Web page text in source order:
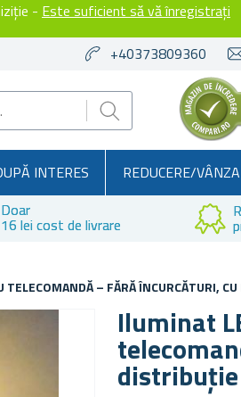
- Este suficient să vă înregistrați
+40373809360
INTERES REDUCERE/
Doar
16 lei cost de livrare
TELECOMANDĂ – FĂRĂ ÎNCURCĂTURI,
Iluminat